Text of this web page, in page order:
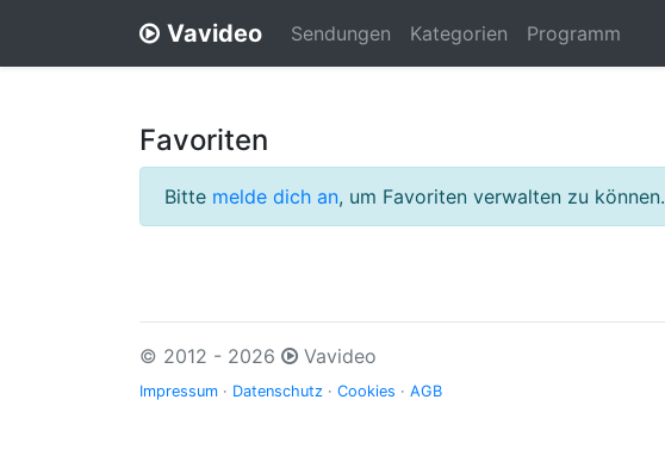
Vavideo Sendungen Kategorien Programm
Favoriten
Bitte melde dich an, um Favoriten verwalten zu können.
© 2012 - 2026 Vavideo
Impressum · Datenschutz · Cookies · AGB